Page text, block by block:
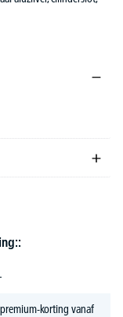
korting vanaf